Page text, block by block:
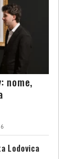
nome,
Lodovica